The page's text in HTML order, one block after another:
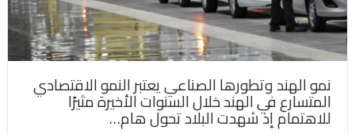
نمو الهند وتطورها الصناعي يعتبر النمو الاقتصادي
المتسارع في الهند خلال السنوات الأخيرة مثيرًا
للاهتمام إذ شهدت البلاد تحول هام…